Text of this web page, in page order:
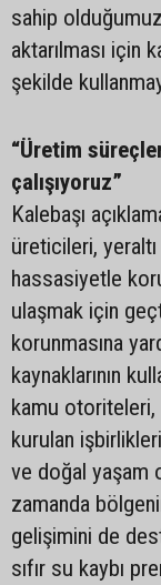
sahip
aktarılması için
şekilde
“Üretim
çalışıyoruz”
Kalebaşı
üreticileri, yeraltı
hassasiyetle
ulaşmak için
korunmasına
kaynaklarının
kamu
kurulan
ve doğal yaşam
zamanda
gelişimini de
sıfır su kaybı